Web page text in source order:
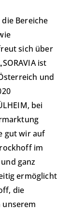
die Bereiche
sich über
ist
und
bei
gut wir auf
im
ganz
ermöglicht
die
unserem